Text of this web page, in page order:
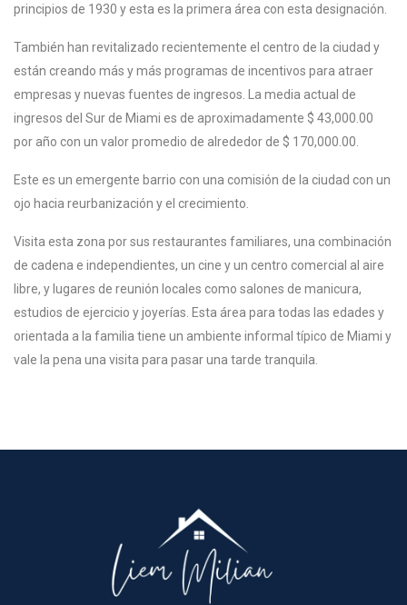
principios de 1930 y esta es la primera área con esta designación.
También han revitalizado recientemente el centro de la ciudad y
están creando más y más programas de incentivos para atraer
empresas y nuevas fuentes de ingresos. La media actual de
ingresos del Sur de Miami es de aproximadamente $ 43,000.00
por año con un valor promedio de alrededor de $ 170,000.00.
Este es un emergente barrio con una comisión de la ciudad con un
ojo hacia reurbanización y el crecimiento.
Visita esta zona por sus restaurantes familiares, una combinación
de cadena e independientes, un cine y un centro comercial al aire
libre, y lugares de reunión locales como salones de manicura,
estudios de ejercicio y joyerías. Esta área para todas las edades y
orientada a la familia tiene un ambiente informal típico de Miami y
vale la pena una visita para pasar una tarde tranquila.